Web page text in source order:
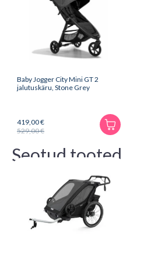
Baby Jogger City Mini GT 2
jalutuskäru, Stone Grey
529,00€
hind
oli:
419,00€
hind
on:
Seotud tooted